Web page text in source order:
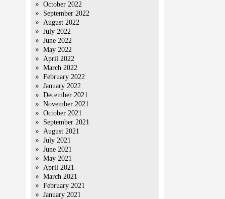
October 2022
September 2022
August 2022
July 2022
June 2022
May 2022
April 2022
March 2022
February 2022
January 2022
December 2021
November 2021
October 2021
September 2021
August 2021
July 2021
June 2021
May 2021
April 2021
March 2021
February 2021
January 2021